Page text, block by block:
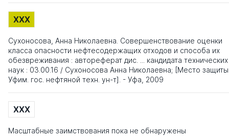
XXX
Сухоносова, Анна Николаевна. Совершенствование оценки
класса опасности нефтесодержащих отходов и способа их
обезвреживания : автореферат дис. ... кандидата технических
наук : 03.00.16 / Сухоносова Анна Николаевна; [Место
Уфим. гос. нефтяной техн. ун-т]. - Уфа, 2009
XXX
Масштабные заимствования пока не обнаружены